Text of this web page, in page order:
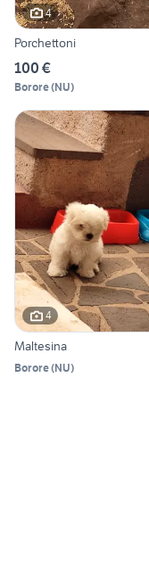
4
Porchettoni
100 €
Borore(NU)
4
Maltesina
Borore(NU)